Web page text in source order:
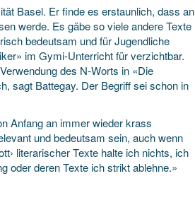
Basel. Er finde es erstaunlich, dass an
werde. Es gäbe so viele andere Texte
bedeutsam und für Jugendliche
im Gymi-Unterricht für verzichtbar.
des N-Worts in «Die
sagt Battegay. Der Begriff sei schon in
Anfang an immer wieder krass
und bedeutsam sein, auch wenn
literarischer Texte halte ich nichts, ich
oder deren Texte ich strikt ablehne.»